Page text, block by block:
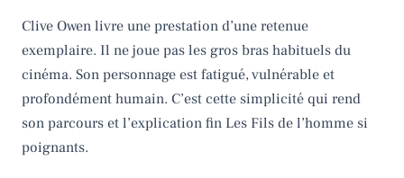
Clive Owen livre une prestation d’une retenue
exemplaire. Il ne joue pas les gros bras habituels du
cinéma. Son personnage est fatigué, vulnérable et
profondément humain. C’est cette simplicité qui rend
son parcours et l’explication fin Les Fils de l’homme si
poignants.